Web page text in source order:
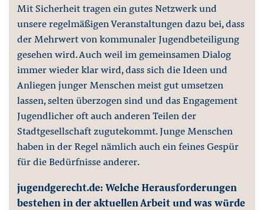
Mit Sicherheit tragen ein gutes Netzwerk und
unsere regelmäßigen Veranstaltungen dazu bei, dass
der Mehrwert von kommunaler Jugendbeteiligung
gesehen wird. Auch weil im gemeinsamen Dialog
immer wieder klar wird, dass sich die Ideen und
Anliegen junger Menschen meist gut umsetzen
lassen, selten überzogen sind und das Engagement
Jugendlicher oft auch anderen Teilen der
Stadtgesellschaft zugutekommt. Junge Menschen
haben in der Regel nämlich auch ein feines Gespür
für die Bedürfnisse anderer.
jugendgerecht.de: Welche Herausforderungen
bestehen in der aktuellen Arbeit und was würde